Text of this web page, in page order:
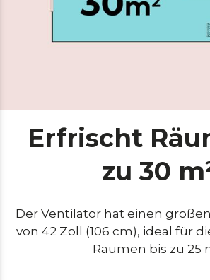
Erfrischt
zu 30
Der Ventilator hat einen
von 42 Zoll (106 cm), ideal für
Räumen bis zu 25